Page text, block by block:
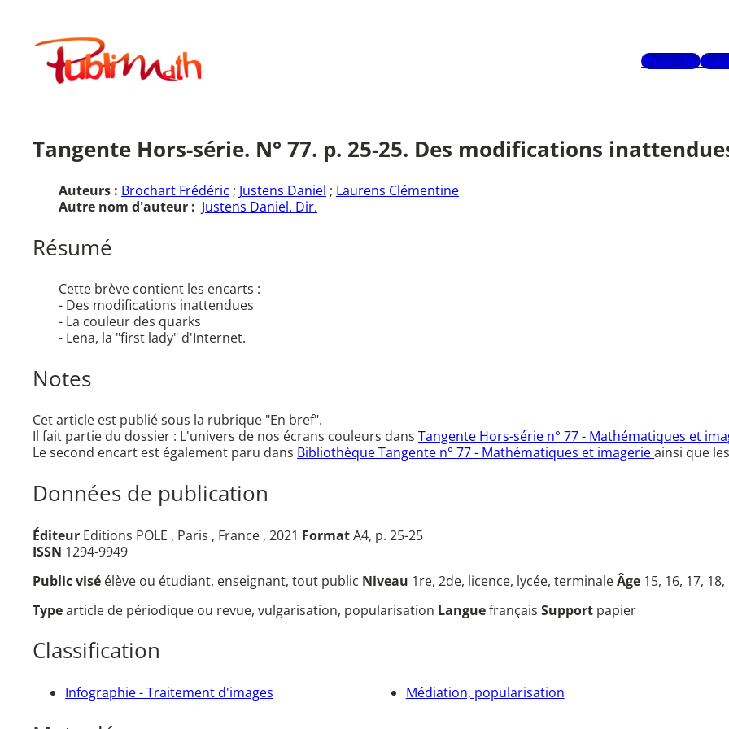
contenuPublimath
Mots-clés
Tangente Hors-série. N° 77. p. 25-25. Des modifications
Auteurs : Brochart Frédéric ; Justens Daniel ; Laurens Clémentine
Autre nom d'auteur : Justens Daniel. Dir.
Résumé
Cette brève contient les encarts :
- Des modifications inattendues
- La couleur des quarks
- Lena, la "first lady" d'Internet.
Notes
Cet article est publié sous la rubrique "En bref".
Il fait partie du dossier : L'univers de nos écrans couleurs dans Tangente Hors-série n° 77 - Mathématiques et
Le second encart est également paru dans Bibliothèque Tangente n° 77 - Mathématiques et imagerieainsi que les
Données de publication
Éditeur Editions POLE , Paris , France , 2021 FormatA4, p. 25-25
ISSN 1294-9949
Public visé élève ou étudiant, enseignant, tout public Niveau 1re, 2de, licence, lycée, terminaleÂge 15, 16, 17, 18,
Typearticle de périodique ou revue, vulgarisation, popularisation Languefrançais Support papier
Classification
Infographie - Traitement d'images Médiation, popularisation